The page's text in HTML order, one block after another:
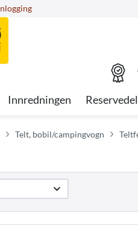
Innredningen
Telt, bobil/campingvogn